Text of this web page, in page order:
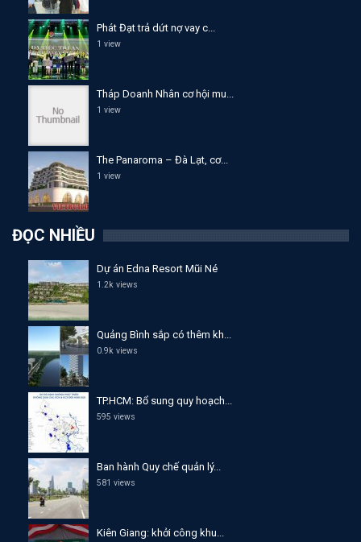
Phát Đạt trả dứt nợ vay c...
1 view
Tháp Doanh Nhân cơ hội mu...
1 view
The Panaroma – Đà Lạt, cơ...
1 view
ĐỌC NHIỀU
Dự án Edna Resort Mũi Né
1.2k views
Quảng Bình sắp có thêm kh...
0.9k views
TP.HCM: Bổ sung quy hoạch...
595 views
Ban hành Quy chế quản lý...
581 views
Kiên Giang: khởi công khu...